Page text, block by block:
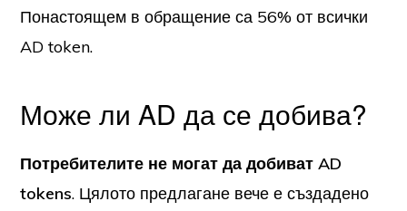
Понастоящем в обращение са 56% от всички
AD token.
Може ли AD да се добива?
Потребителите не могат да добиват AD
tokens. Цялото предлагане вече е създадено